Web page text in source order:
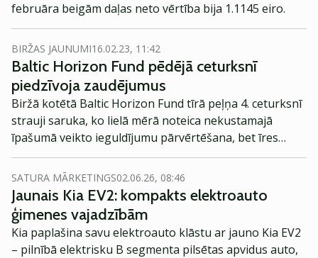
februāra beigām daļas neto vērtība bija 1.1145 eiro.
BIRŽAS JAUNUMI16.02.23, 11:42
Baltic Horizon Fund pēdējā ceturksnī
piedzīvoja zaudējumus
Biržā kotētā Baltic Horizon Fund tīrā peļņa 4. ceturksnī
strauji saruka, ko lielā mērā noteica nekustamajā
īpašumā veikto ieguldījumu pārvērtēšana, bet īres
ienākumi uzrādīja labu pieaugumu.
SATURA MĀRKETINGS02.06.26, 08:46
Jaunais Kia EV2: kompakts elektroauto
ģimenes vajadzībām
Kia paplašina savu elektroauto klāstu ar jauno Kia EV2
– pilnībā elektrisku B segmenta pilsētas apvidus auto,